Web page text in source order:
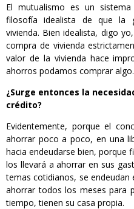
El mutualismo es un
filosofía idealista de que la
vivienda. Bien idealista, digo
compra de vivienda
valor de la vivienda hace
ahorros podamos comprar algo.
¿Surge entonces la
crédito?
Evidentemente, porque el
ahorrar poco a poco, en una
hacia endeudarse bien, porque
los llevará a ahorrar en sus
temas cotidianos, se endeudan
ahorrar todos los meses para
tiempo, tienen su casa propia.